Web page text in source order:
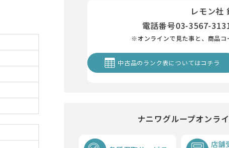
レモン社
電話番号03-3567-
※オンラインで見た事と、商品コ
中古品のランク表についてはコチラ
ナニワグループオンラ
店舗